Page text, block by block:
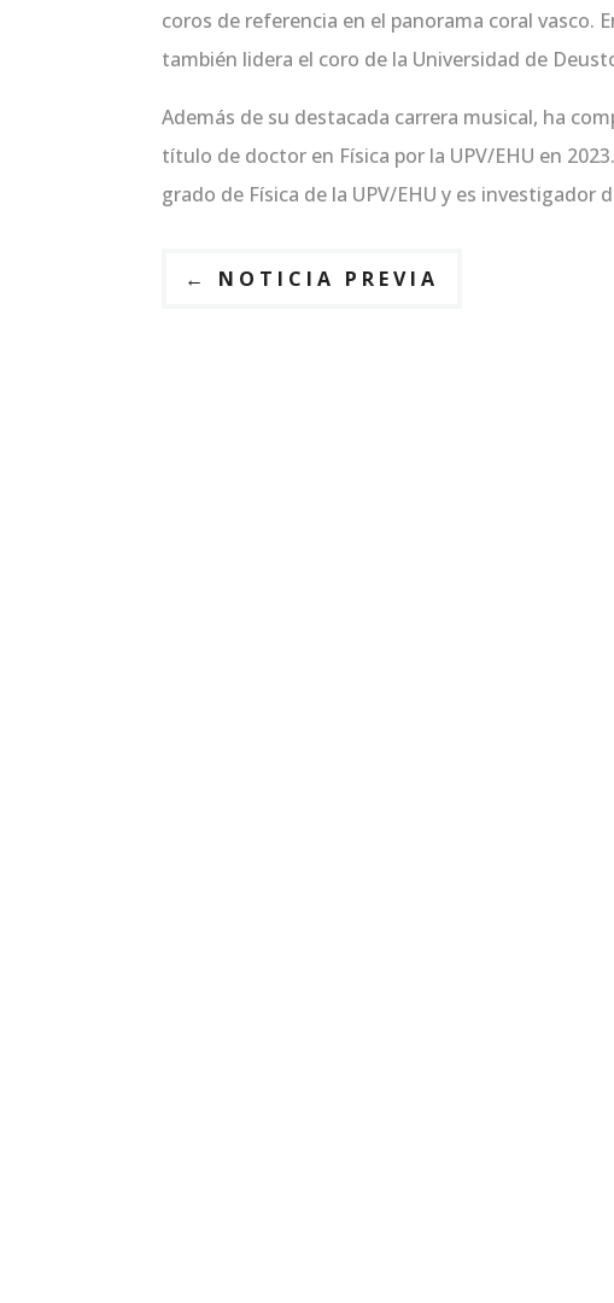
coros de referencia en el panorama coral vasco.
también lidera el coro de la Universidad de
Además de su destacada carrera musical, ha
título de doctor en Física por la UPV/EHU en
grado de Física de la UPV/EHU y es investigador
← NOTICIA PREVIA